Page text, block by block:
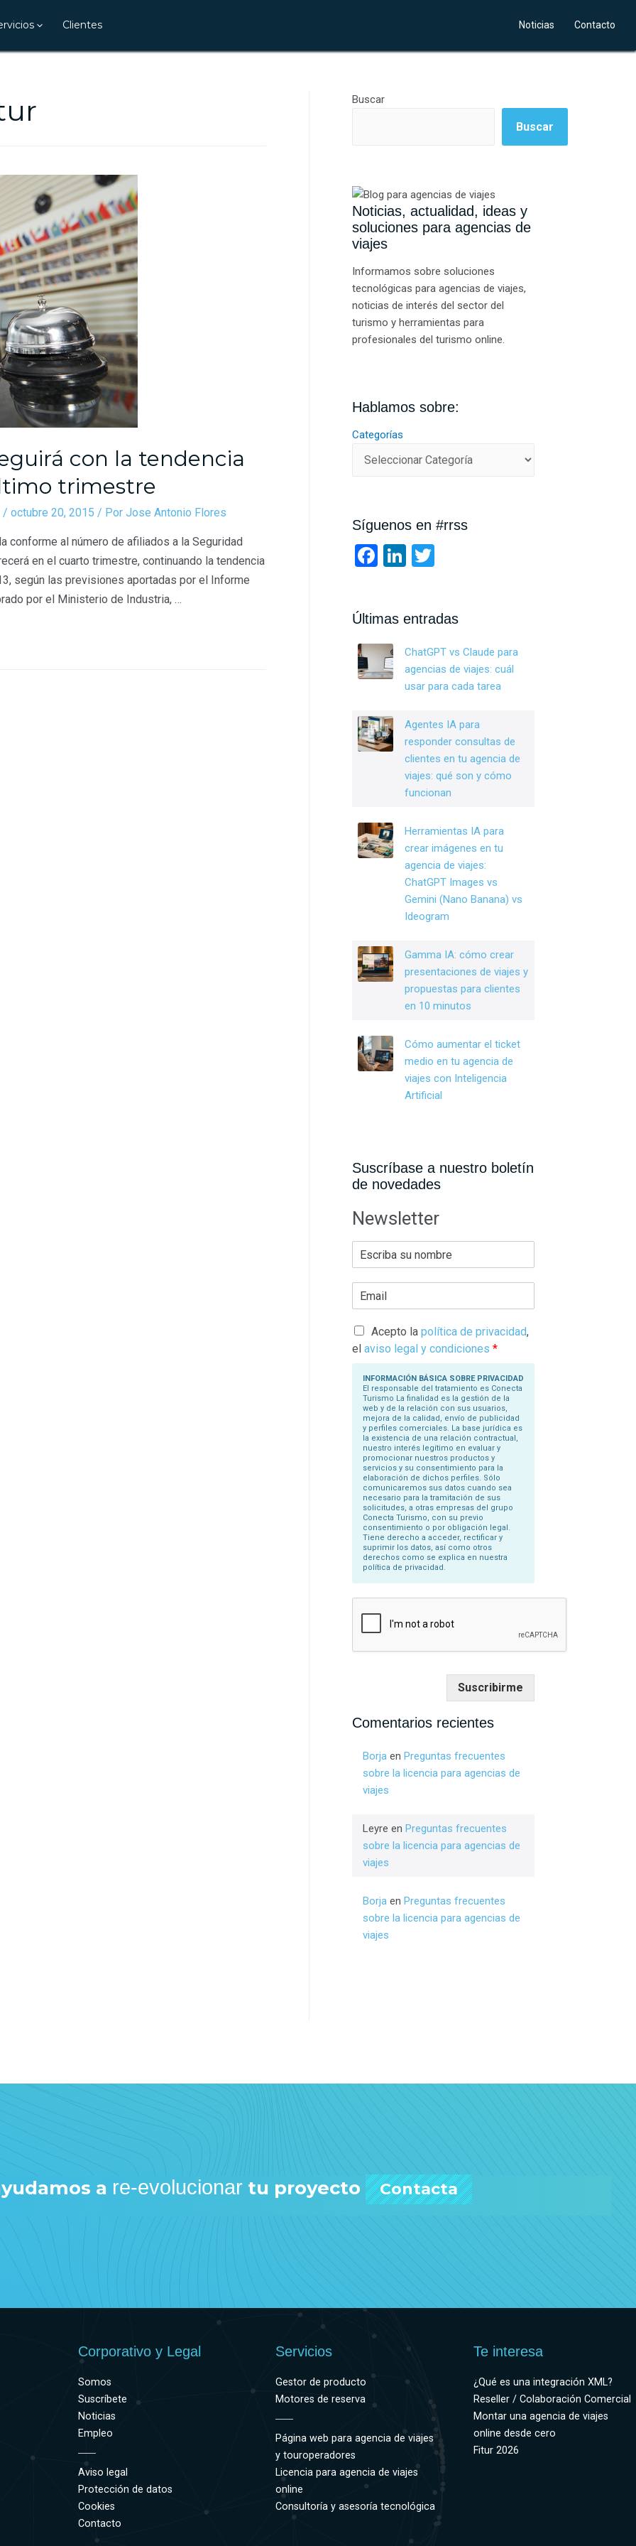
Clientes Noticias Contacto
con la tendencia
trimestre
/ octubre 20, 2015 / Por Jose Antonio Flores
conforme al número de afiliados a la Seguridad
en el cuarto trimestre, continuando la tendencia
según las previsiones aportadas por el Informe
por el Ministerio de Industria, …
Buscar
Buscar
Noticias, actualidad, ideas y
soluciones para agencias de
viajes
Informamos sobre soluciones
tecnológicas para agencias de viajes,
noticias de interés del sector del
turismo y herramientas para
profesionales del turismo online.
Hablamos sobre:
Categorías
Síguenos en #rrss
F
b
o
o
Li
dI
n
er
Últimas entradas
ChatGPT vs Claude para
agencias de viajes: cuál
usar para cada tarea
Agentes IA para
responder consultas de
clientes en tu agencia de
viajes: qué son y cómo
funcionan
Herramientas IA para
crear imágenes en tu
agencia de viajes:
ChatGPT Images vs
Gemini (Nano Banana) vs
Ideogram
Gamma IA: cómo crear
presentaciones de viajes y
propuestas para clientes
en 10 minutos
Cómo aumentar el ticket
medio en tu agencia de
viajes con Inteligencia
Artificial
Suscríbase a nuestro boletín
de novedades
Newsletter
c
a
u
o
m
a
Acepto la política de privacidad,
el aviso legal y condiciones *
INFORMACIÓN BÁSICA SOBRE PRIVACIDAD
El responsable del tratamiento es Conecta
Turismo La finalidad es la gestión de la
web y de la relación con sus usuarios,
mejora de la calidad, envío de publicidad
y perfiles comerciales. La base jurídica es
la existencia de una relación contractual,
nuestro interés legítimo en evaluar y
promocionar nuestros productos y
servicios y su consentimiento para la
elaboración de dichos perfiles. Sólo
comunicaremos sus datos cuando sea
necesario para la tramitación de sus
solicitudes, a otras empresas del grupo
Conecta Turismo, con su previo
consentimiento o por obligación legal.
Tiene derecho a acceder, rectificar y
suprimir los datos, así como otros
derechos como se explica en nuestra
política de privacidad.
Suscribirme
Comentarios recientes
Borja en Preguntas frecuentes
sobre la licencia para agencias de
viajes
Leyre en Preguntas frecuentes
sobre la licencia para agencias de
viajes
Borja en Preguntas frecuentes
sobre la licencia para agencias de
viajes
a re-evolucionartu proyecto Contacta
Corporativo y Legal
Somos
Suscríbete
Noticias
Empleo
Aviso legal
Protección de datos
Cookies
Contacto
Servicios
Gestor de producto
Motores de reserva
Página web para agencia de viajes
y touroperadores
Licencia para agencia de viajes
online
Consultoría y asesoría tecnológica
Te interesa
¿Qué es una integración XML?
Reseller / Colaboración Comercial
Montar una agencia de viajes
online desde cero
Fitur 2026